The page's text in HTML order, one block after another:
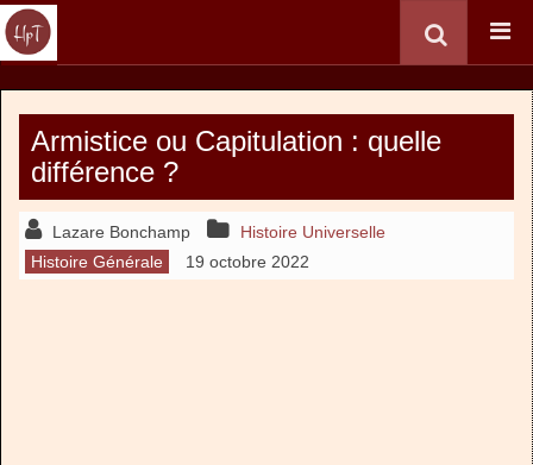
Armistice ou Capitulation : quelle
différence ?
Lazare Bonchamp
Histoire Universelle
Histoire Générale
19 octobre 2022